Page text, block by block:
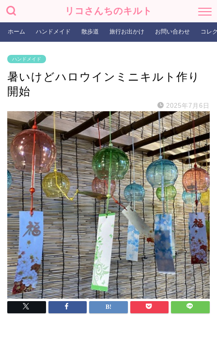
リコさんちのキルト
ホーム ハンドメイド 散歩道 旅行お出かけ お問い合わせ コレ
ハンドメイド
暑いけどハロウインミニキルト作り
開始
2025年7月6日